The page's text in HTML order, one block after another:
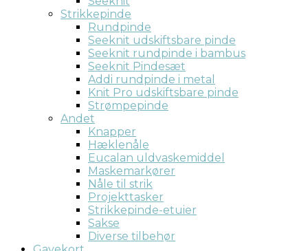
Strikkepinde
Rundpinde
Seeknit udskiftsbare pinde
Seeknit rundpinde i bambus
Seeknit Pindesæt
Addi rundpinde i metal
Knit Pro udskiftsbare pinde
Strømpepinde
Andet
Knapper
Hæklenåle
Eucalan uldvaskemiddel
Maskemarkører
Nåle til strik
Projekttasker
Strikkepinde-etuier
Sakse
Diverse tilbehør